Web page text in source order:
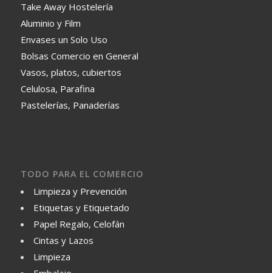
Take Away Hostelería
Aluminio y Film
Envases un Solo Uso
Bolsas Comercio en General
Vasos, platos, cubiertos
Celulosa, Parafina
Pastelerías, Panaderías
TODO PARA EL COMERCIO
Limpieza y Prevención
Etiquetas y Etiquetado
Papel Regalo, Celofán
Cintas y Lazos
Limpieza